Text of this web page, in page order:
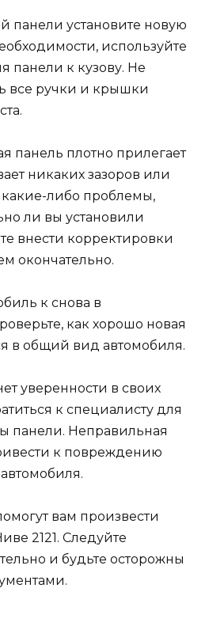
панели установите новую
используйте
панели к кузову. Не
все ручки и крышки
панель плотно прилегает
никаких зазоров или
какие-либо проблемы,
ли вы установили
внести корректировки
окончательно.
к снова в
как хорошо новая
в общий вид автомобиля.
уверенности в своих
к специалисту для
панели. Неправильная
к повреждению
вам произвести
2121. Следуйте
и будьте осторожны